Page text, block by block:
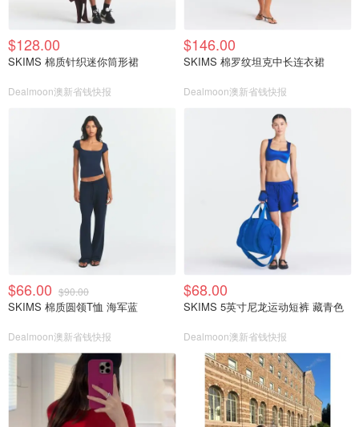
$128.00
SKIMS 棉质针织迷你筒形裙
Dealmoon澳新省钱快报
$146.00
SKIMS 棉罗纹坦克中长连衣裙
Dealmoon澳新省钱快报
$66.00 $90.00
SKIMS 棉质圆领T恤 海军蓝
Dealmoon澳新省钱快报
$68.00
SKIMS 5英寸尼龙运动短裤 藏青色
Dealmoon澳新省钱快报